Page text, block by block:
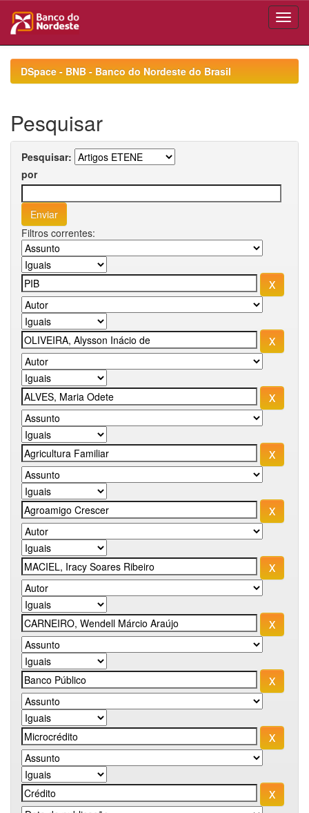
navigationDSpace - BNB - Banco do Nordeste do Brasil
Pesquisar
Pesquisar:
por
Filtros correntes: